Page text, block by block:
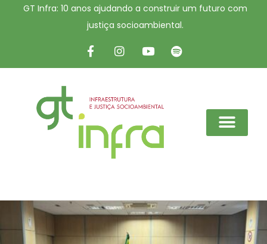
GT Infra: 10 anos ajudando a construir um futuro com
justiça socioambiental.